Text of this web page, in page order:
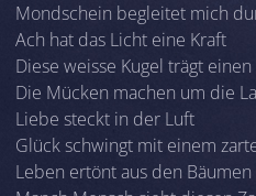
Mondschein begleitet mich
Ach hat das Licht eine Kraft
Diese weisse Kugel trägt einen
Die Mücken machen um die
Liebe steckt in der Luft
Glück schwingt mit einem
Leben ertönt aus den Bäumen